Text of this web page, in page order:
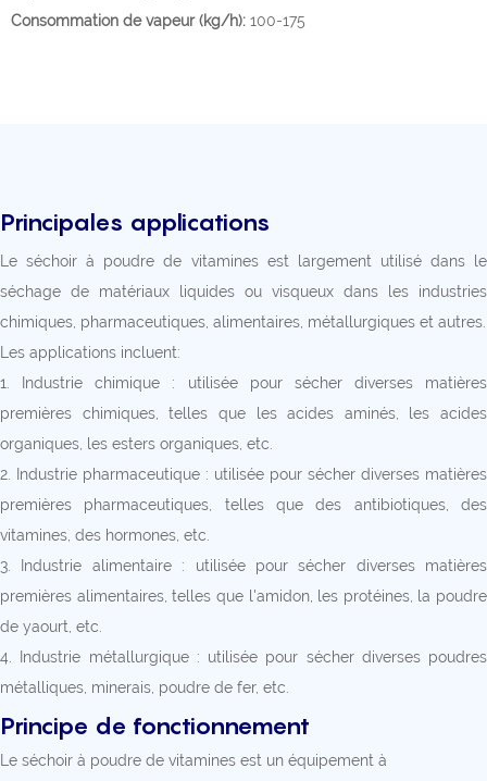
Consommation de vapeur (kg/h): 100-175
Principales applications
Le séchoir à poudre de vitamines est largement utilisé dans le
séchage de matériaux liquides ou visqueux dans les industries
chimiques, pharmaceutiques, alimentaires, métallurgiques et autres.
Les applications incluent:
1. Industrie chimique : utilisée pour sécher diverses matières
premières chimiques, telles que les acides aminés, les acides
organiques, les esters organiques, etc.
2. Industrie pharmaceutique : utilisée pour sécher diverses matières
premières pharmaceutiques, telles que des antibiotiques, des
vitamines, des hormones, etc.
3. Industrie alimentaire : utilisée pour sécher diverses matières
premières alimentaires, telles que l'amidon, les protéines, la poudre
de yaourt, etc.
4. Industrie métallurgique : utilisée pour sécher diverses poudres
métalliques, minerais, poudre de fer, etc.
Principe de fonctionnement
Le séchoir à poudre de vitamines est un équipement à